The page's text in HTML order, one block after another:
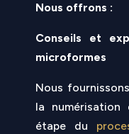
Nous offrons :
Conseils et
microformes
Nous
la numérisation
étape du